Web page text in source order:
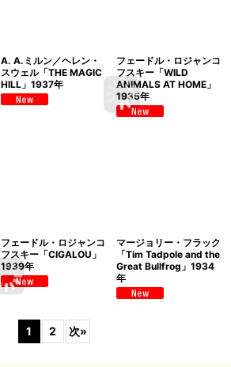
A. A.ミルン／ヘレン・
スウェル「THE MAGIC
HILL」1937年
フェードル・ロジャンコ
フスキー「WILD
ANIMALS AT HOME」
1935年
フェードル・ロジャンコ
フスキー「CIGALOU」
1939年
マージョリー・フラック
「Tim Tadpole and the
Great Bullfrog」1934
年
1 2 次»